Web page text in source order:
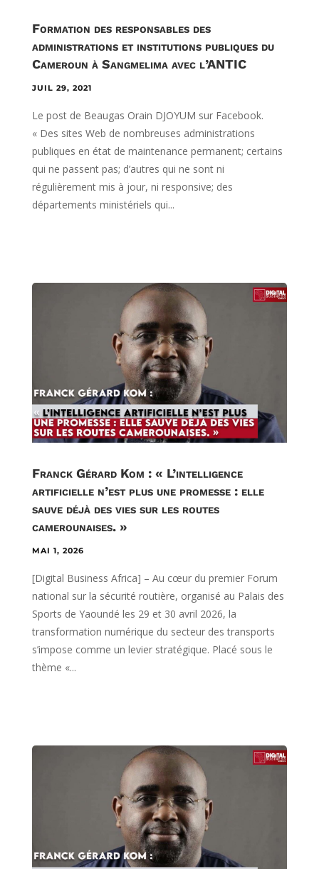
Formation des responsables des
administrations et institutions publiques du
Cameroun à Sangmelima avec l’ANTIC
JUIL 29, 2021
Le post de Beaugas Orain DJOYUM sur Facebook.
« Des sites Web de nombreuses administrations
publiques en état de maintenance permanent; certains
qui ne passent pas; d’autres qui ne sont ni
régulièrement mis à jour, ni responsive; des
départements ministériels qui...
Franck Gérard Kom : « L’intelligence
artificielle n’est plus une promesse : elle
sauve déjà des vies sur les routes
camerounaises. »
MAI 1, 2026
[Digital Business Africa] – Au cœur du premier Forum
national sur la sécurité routière, organisé au Palais des
Sports de Yaoundé les 29 et 30 avril 2026, la
transformation numérique du secteur des transports
s’impose comme un levier stratégique. Placé sous le
thème «...